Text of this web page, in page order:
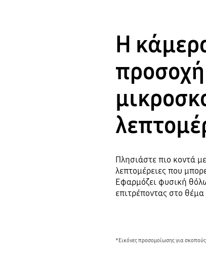
Η
προσοχή
Πλησιάστε πιο κοντά
λεπτομέρειες που
Εφαρμόζει φυσική
επιτρέποντας στο
*Εικόνες προσομοίωσης για